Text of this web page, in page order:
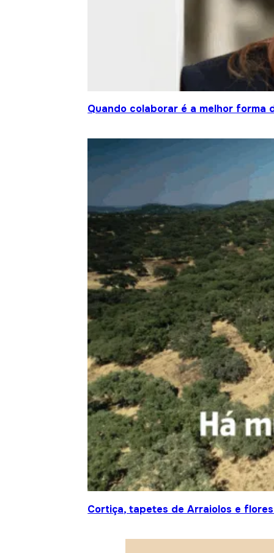
Quando colaborar é a melhor forma
Cortiça, tapetes de Arraiolos e